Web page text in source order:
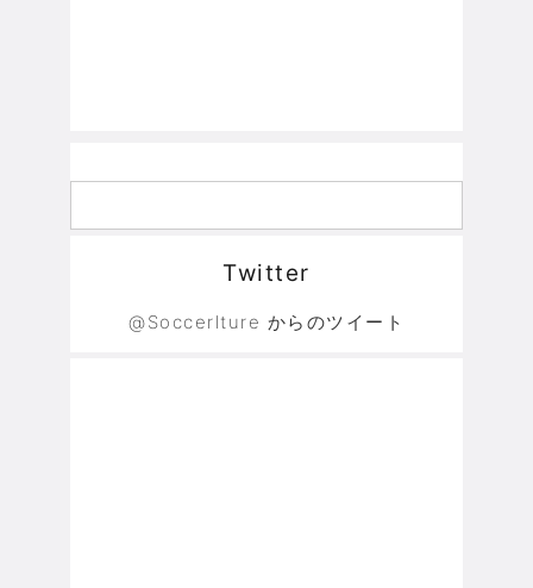
Twitter
@Soccerlture からのツイート